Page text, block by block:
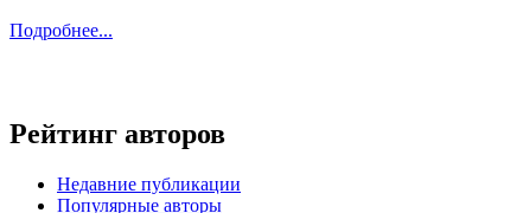
Подробнее...
Рейтинг авторов
Недавние публикации
Популярные авторы